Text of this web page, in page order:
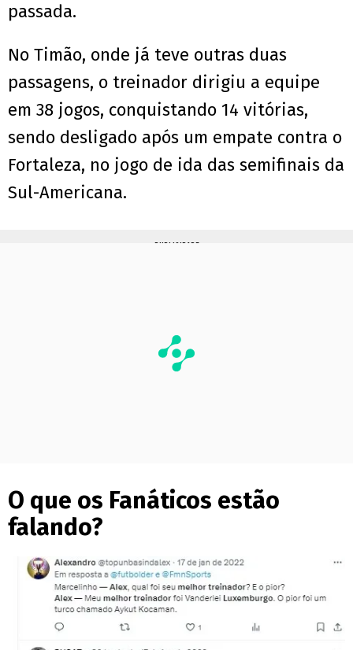
passada.
No Timão, onde já teve outras duas
passagens, o treinador dirigiu a equipe
em 38 jogos, conquistando 14 vitórias,
sendo desligado após um empate contra o
Fortaleza, no jogo de ida das semifinais da
Sul-Americana.
PUBLICIDADE
O que os Fanáticos estão
falando?